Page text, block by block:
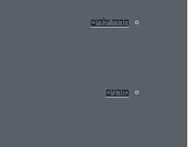
חדרי ילדים
מזרנים